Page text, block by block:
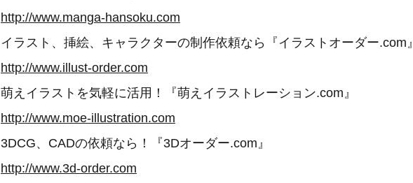
http://www.manga-hansoku.com
イラスト、挿絵、キャラクターの制作依頼なら『イラストオーダー.com』
http://www.illust-order.com
萌えイラストを気軽に活用！『萌えイラストレーション.com』
http://www.moe-illustration.com
3DCG、CADの依頼なら！『3Dオーダー.com』
http://www.3d-order.com